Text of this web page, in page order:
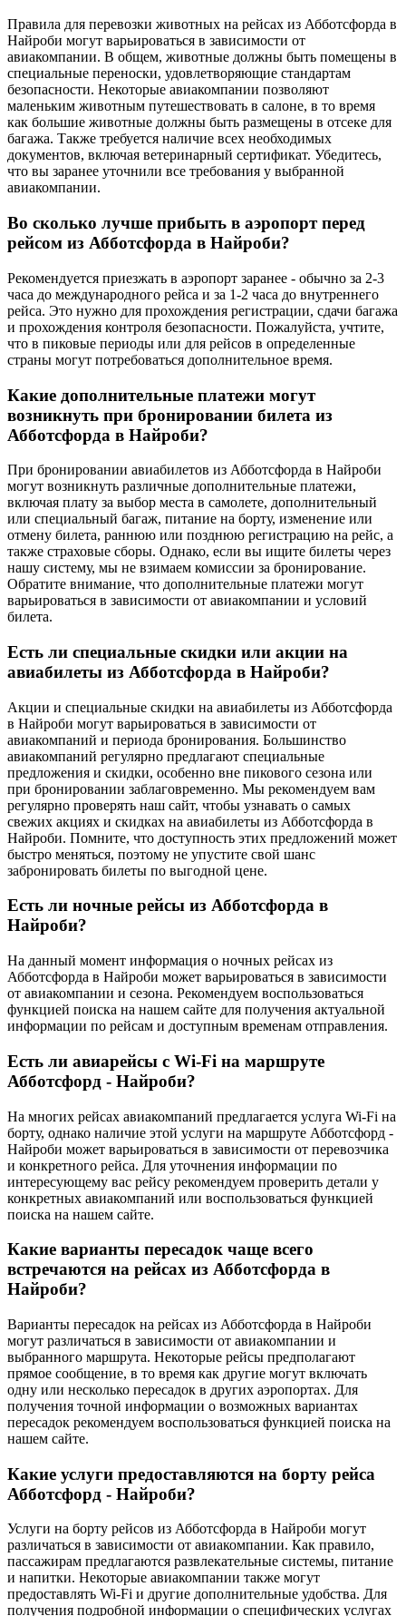
Правила для перевозки животных на рейсах из Абботсфорда в
Найроби могут варьироваться в зависимости от
авиакомпании. В общем, животные должны быть помещены в
специальные переноски, удовлетворяющие стандартам
безопасности. Некоторые авиакомпании позволяют
маленьким животным путешествовать в салоне, в то время
как большие животные должны быть размещены в отсеке для
багажа. Также требуется наличие всех необходимых
документов, включая ветеринарный сертификат. Убедитесь,
что вы заранее уточнили все требования у выбранной
авиакомпании.
Во сколько лучше прибыть в аэропорт перед
рейсом из Абботсфорда в Найроби?
Рекомендуется приезжать в аэропорт заранее - обычно за 2-3
часа до международного рейса и за 1-2 часа до внутреннего
рейса. Это нужно для прохождения регистрации, сдачи багажа
и прохождения контроля безопасности. Пожалуйста, учтите,
что в пиковые периоды или для рейсов в определенные
страны могут потребоваться дополнительное время.
Какие дополнительные платежи могут
возникнуть при бронировании билета из
Абботсфорда в Найроби?
При бронировании авиабилетов из Абботсфорда в Найроби
могут возникнуть различные дополнительные платежи,
включая плату за выбор места в самолете, дополнительный
или специальный багаж, питание на борту, изменение или
отмену билета, раннюю или позднюю регистрацию на рейс, а
также страховые сборы. Однако, если вы ищите билеты через
нашу систему, мы не взимаем комиссии за бронирование.
Обратите внимание, что дополнительные платежи могут
варьироваться в зависимости от авиакомпании и условий
билета.
Есть ли специальные скидки или акции на
авиабилеты из Абботсфорда в Найроби?
Акции и специальные скидки на авиабилеты из Абботсфорда
в Найроби могут варьироваться в зависимости от
авиакомпаний и периода бронирования. Большинство
авиакомпаний регулярно предлагают специальные
предложения и скидки, особенно вне пикового сезона или
при бронировании заблаговременно. Мы рекомендуем вам
регулярно проверять наш сайт, чтобы узнавать о самых
свежих акциях и скидках на авиабилеты из Абботсфорда в
Найроби. Помните, что доступность этих предложений может
быстро меняться, поэтому не упустите свой шанс
забронировать билеты по выгодной цене.
Есть ли ночные рейсы из Абботсфорда в
Найроби?
На данный момент информация о ночных рейсах из
Абботсфорда в Найроби может варьироваться в зависимости
от авиакомпании и сезона. Рекомендуем воспользоваться
функцией поиска на нашем сайте для получения актуальной
информации по рейсам и доступным временам отправления.
Есть ли авиарейсы с Wi-Fi на маршруте
Абботсфорд - Найроби?
На многих рейсах авиакомпаний предлагается услуга Wi-Fi на
борту, однако наличие этой услуги на маршруте Абботсфорд -
Найроби может варьироваться в зависимости от перевозчика
и конкретного рейса. Для уточнения информации по
интересующему вас рейсу рекомендуем проверить детали у
конкретных авиакомпаний или воспользоваться функцией
поиска на нашем сайте.
Какие варианты пересадок чаще всего
встречаются на рейсах из Абботсфорда в
Найроби?
Варианты пересадок на рейсах из Абботсфорда в Найроби
могут различаться в зависимости от авиакомпании и
выбранного маршрута. Некоторые рейсы предполагают
прямое сообщение, в то время как другие могут включать
одну или несколько пересадок в других аэропортах. Для
получения точной информации о возможных вариантах
пересадок рекомендуем воспользоваться функцией поиска на
нашем сайте.
Какие услуги предоставляются на борту рейса
Абботсфорд - Найроби?
Услуги на борту рейсов из Абботсфорда в Найроби могут
различаться в зависимости от авиакомпании. Как правило,
пассажирам предлагаются развлекательные системы, питание
и напитки. Некоторые авиакомпании также могут
предоставлять Wi-Fi и другие дополнительные удобства. Для
получения подробной информации о специфических услугах